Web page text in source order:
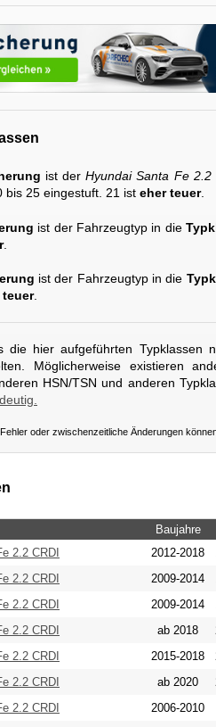
ist derHyundai Santa Fe 2.2
bis 25 eingestuft. 21 ist eher teuer.
ist der Fahrzeugtyp in die
.
ist der Fahrzeugtyp in die
teuer.
die hier aufgeführten Typklassen
Möglicherweise existieren
HSN/TSN und anderen
oder zwischenzeitliche Änderungen
Baujahre
2.2 CRDI 2012-2018
2.2 CRDI 2009-2014
2.2 CRDI 2009-2014
2.2 CRDI ab 2018
2.2 CRDI 2015-2018
2.2 CRDI ab 2020
2.2 CRDI 2006-2010